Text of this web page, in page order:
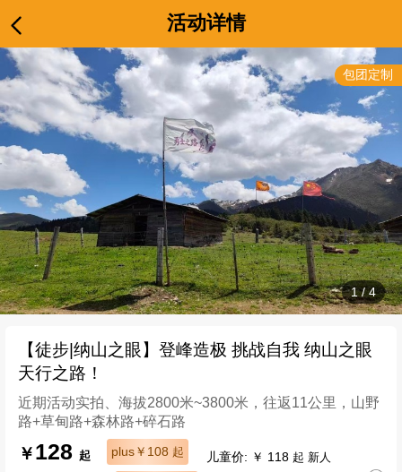
活动详情
1/4
【徒步|纳山之眼】登峰造极 挑战自我 纳山之眼
天行之路！
近期活动实拍、海拔2800米~3800米，往返11公里，山野
路+草甸路+森林路+碎石路
￥128起 plus￥108 起 儿童价: ￥ 118 起 新人
包团定制